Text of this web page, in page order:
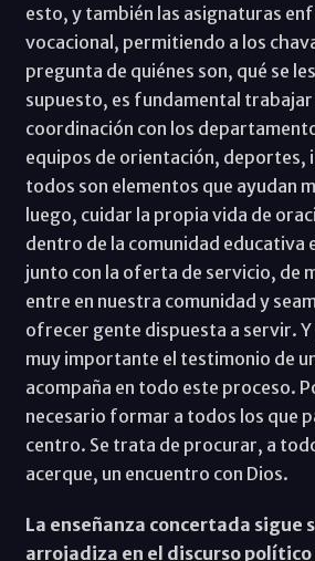
esto, y también las asignaturas
vocacional, permitiendo a los
pregunta de quiénes son, qué se
supuesto, es fundamental trabajar
coordinación con los
equipos de orientación, deportes,
todos son elementos que ayudan
luego, cuidar la propia vida de
dentro de la comunidad educativa
junto con la oferta de servicio, de
entre en nuestra comunidad y
ofrecer gente dispuesta a servir.
muy importante el testimonio de
acompaña en todo este proceso.
necesario formar a todos los que
centro. Se trata de procurar, a
acerque, un encuentro con Dios.
La enseñanza concertada sigue
arrojadiza en el discurso